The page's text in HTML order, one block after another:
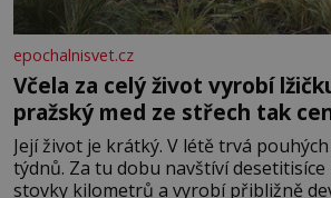
epochalnisvet.cz
Včela za celý život vyrobí
pražský med ze střech tak
Její život je krátký. V létě trvá
týdnů. Za tu dobu navštíví
stovky kilometrů a vyrobí přibližně